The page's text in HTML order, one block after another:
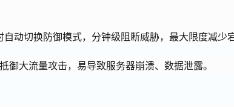
动切换防御模式，分钟级阻断威胁，最大限度减少
大流量攻击，易导致服务器崩溃、数据泄露。